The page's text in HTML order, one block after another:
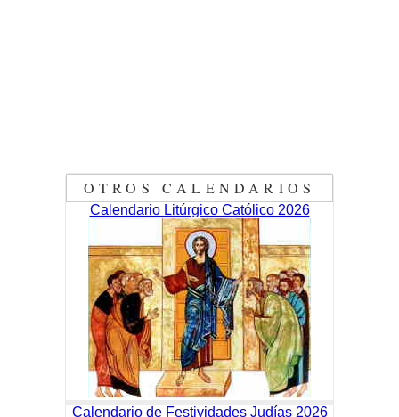
OTROS CALENDARIOS
Calendario Litúrgico Católico 2026
Calendario de Festividades Judías 2026